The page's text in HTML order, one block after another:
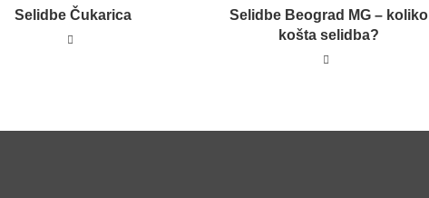
Selidbe Čukarica
Selidbe Beograd MG – koliko
košta selidba?